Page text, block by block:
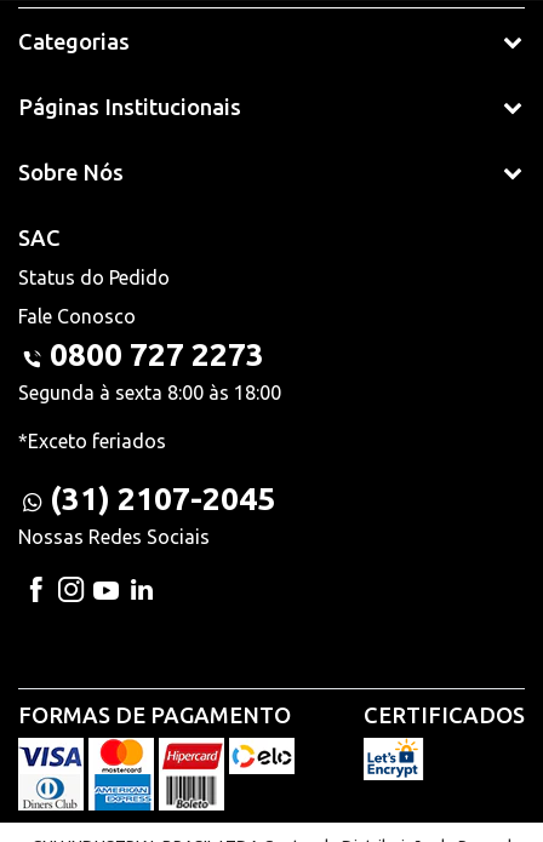
Categorias
Páginas Institucionais
Sobre Nós
SAC
Status do Pedido
Fale Conosco
0800 727 2273
Segunda à sexta 8:00 às 18:00
*Exceto feriados
(31) 2107-2045
Nossas Redes Sociais
FORMAS DE PAGAMENTO CERTIFICADOS